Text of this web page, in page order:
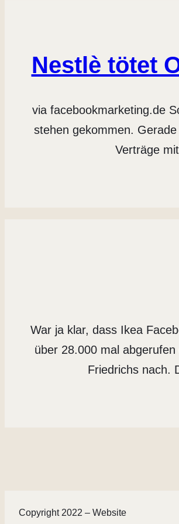
Nestlè tötet
via facebookmarketing.de
stehen gekommen.
Verträge
War ja klar, dass Ikea
über 28.000 mal
Friedrichs nach.
Copyright 2022 – Website